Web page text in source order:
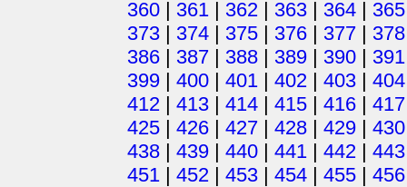
360 | 361 | 362 | 363 | 364 | 365
373 | 374 | 375 | 376 | 377 | 378
386 | 387 | 388 | 389 | 390 | 391
399 | 400 | 401 | 402 | 403 | 404
412 | 413 | 414 | 415 | 416 | 417
425 | 426 | 427 | 428 | 429 | 430
438 | 439 | 440 | 441 | 442 | 443
451 | 452 | 453 | 454 | 455 | 456